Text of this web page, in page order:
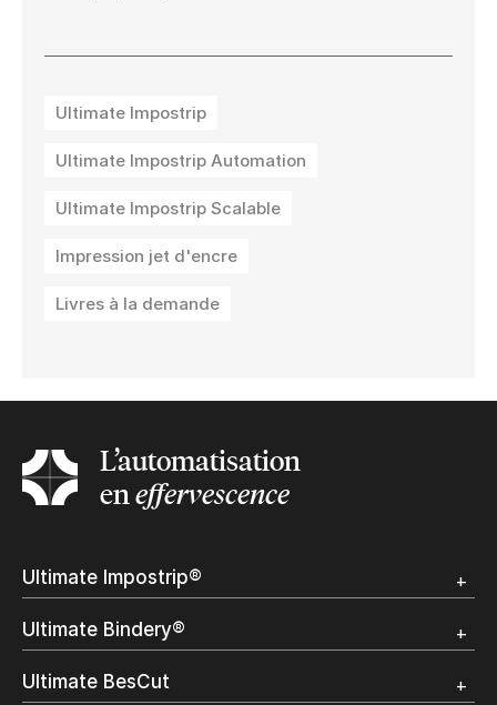
Ultimate Impostrip
Ultimate Impostrip Automation
Ultimate Impostrip Scalable
Impression jet d'encre
Livres à la demande
L’automatisation
eneffervescence
Ultimate Impostrip®
Démo
Ultimate Bindery®
Démo
Ultimate BesCut